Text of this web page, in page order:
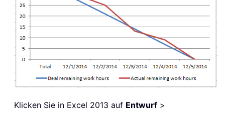
Klicken Sie in Excel 2013 auf Entwurf >